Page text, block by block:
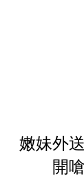
嫩妹外
開